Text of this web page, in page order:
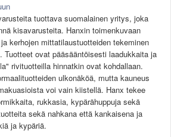
tuottava suomalainen yritys, joka
kisavarusteita. Hanxin toimenkuvaan
kerhojen mittatilaustuotteiden tekeminen
Tuotteet ovat pääsääntöisesti laadukkaita ja
rivituotteilla hinnatkin ovat kohdallaan.
ulkonäköä, mutta kauneus
voi vain kiistellä. Hanx tekee
rukkasia, kypärähuppuja sekä
sekä nahkana että kankaisena ja
ja kypäriä.